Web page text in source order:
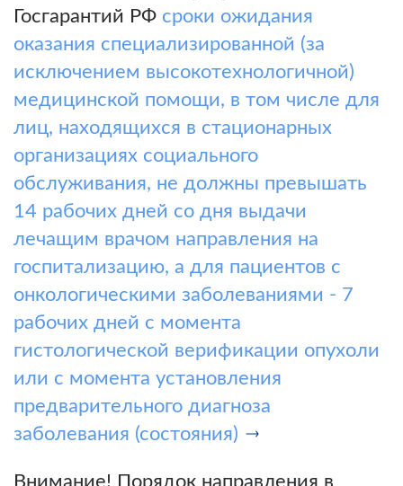
Госгарантий РФ сроки ожидания
оказания специализированной (за
исключением высокотехнологичной)
медицинской помощи, в том числе для
лиц, находящихся в стационарных
организациях социального
обслуживания, не должны превышать
14 рабочих дней со дня выдачи
лечащим врачом направления на
госпитализацию, а для пациентов с
онкологическими заболеваниями - 7
рабочих дней с момента
гистологической верификации опухоли
или с момента установления
предварительного диагноза
заболевания (состояния)
Внимание! Порядок направления в